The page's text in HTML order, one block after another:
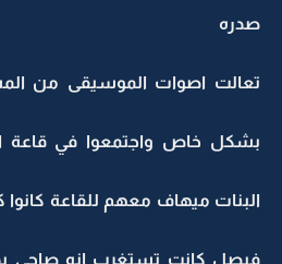
صدره
تعالت اصوات الموسيقى من
بشكل خاص واجتمعوا في
البنات ميهاف معهم للقاعة
فيصل كانت تستغرب انه صاحي